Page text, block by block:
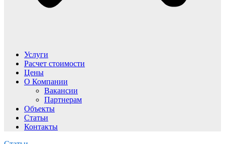
Услуги
Расчет стоимости
Цены
О Компании
Вакансии
Партнерам
Объекты
Статьи
Контакты